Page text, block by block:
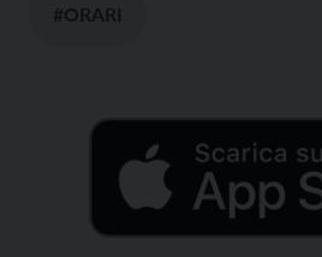
#ORARI